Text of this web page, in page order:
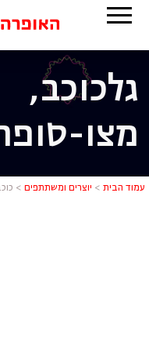
גלכוכב,
מצו-
עמוד הבית > יוצרים ומשתתפים >